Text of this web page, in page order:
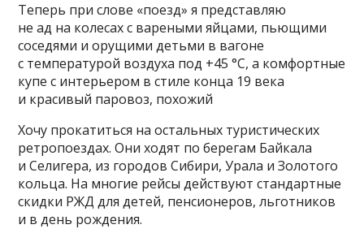
Теперь при слове «поезд» я представляю
не ад на колесах с вареными яйцами, пьющими
соседями и орущими детьми в вагоне
с температурой воздуха под +45 °C, а комфортные
купе с интерьером в стиле конца 19 века
и красивый паровоз, похожий
Хочу прокатиться на остальных туристических
ретропоездах. Они ходят по берегам Байкала
и Селигера, из городов Сибири, Урала и Золотого
кольца. На многие рейсы действуют стандартные
скидки РЖД для детей, пенсионеров, льготников
и в день рождения.